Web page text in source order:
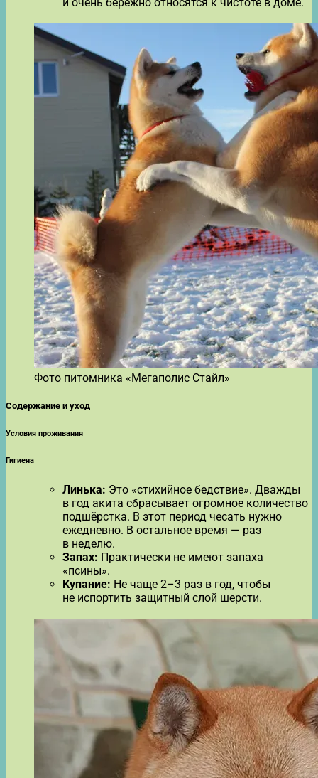
Фото питомника «Мегаполис Стайл»
Содержание и уход
Условия проживания
Гигиена
Линька: Это «стихийное бедствие». Дважды
в год акита сбрасывает огромное количество
подшёрстка. В этот период чесать нужно
ежедневно. В остальное время — раз
в неделю.
Запах: Практически не имеют запаха
«псины».
Купание: Не чаще 2–3 раз в год, чтобы
не испортить защитный слой шерсти.